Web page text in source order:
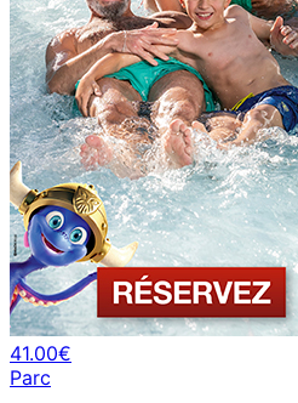
41.00€
Parc